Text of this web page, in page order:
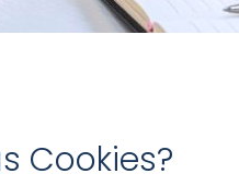
Cookies?